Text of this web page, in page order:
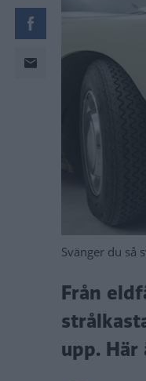
Svänger du så
Från
upp.